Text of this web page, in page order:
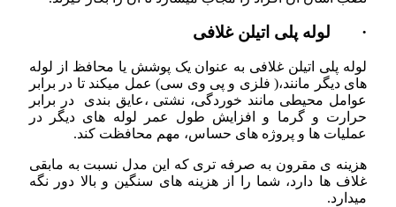
· لوله پلی اتیلن غلافی
لوله پلی اتیلن غلافی به عنوان یک پوشش یا محافظ از لوله
های دیگر مانند،( فلزی و پی وی سی) عمل میکند تا در برابر
عوامل محیطی مانند خوردگی، نشتی ،عایق بندی در برابر
حرارت و گرما و افزایش طول عمر لوله های دیگر در
عملیات ها و پروژه های حساس، مهم محافظت کند.
هزینه ی مقرون به صرفه تری که این مدل نسبت به مابقی
غلاف ها دارد، شما را از هزینه های سنگین و بالا دور نگه
میدارد.